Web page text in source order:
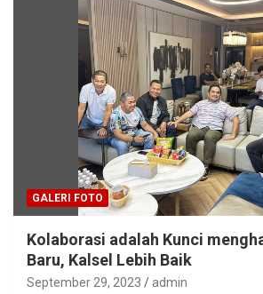
GALERI FOTO
Kolaborasi adalah Kunci
Baru, Kalsel Lebih Baik
September 29, 2023 admin